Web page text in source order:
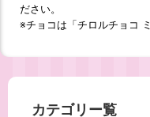
ださい。
※チョコは「チロルチョコ
カテゴリー覧